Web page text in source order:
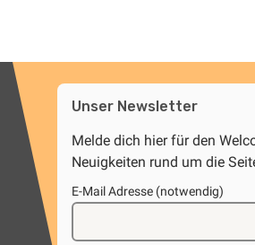
Unser Newsletter
Melde dich hier für den
Neuigkeiten rund um die
E-Mail Adresse (notwendig)